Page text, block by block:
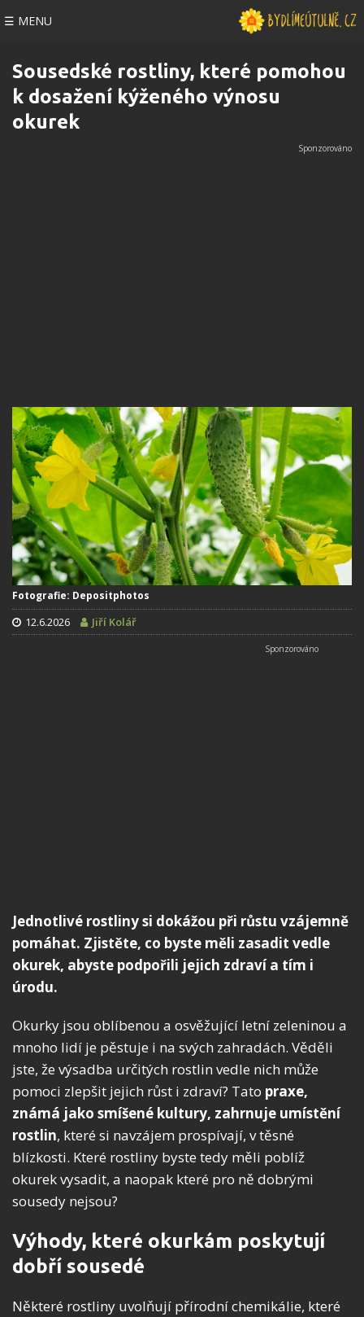
☰ MENU
Sousedské rostliny, které pomohou
k dosažení kýženého výnosu
okurek
Fotografie: Depositphotos
12.6.2026 Jiří Kolář
Jednotlivé rostliny si dokážou při růstu vzájemně
pomáhat. Zjistěte, co byste měli zasadit vedle
okurek, abyste podpořili jejich zdraví a tím i
úrodu.
Okurky jsou oblíbenou a osvěžující letní zeleninou a
mnoho lidí je pěstuje i na svých zahradách. Věděli
jste, že výsadba určitých rostlin vedle nich může
pomoci zlepšit jejich růst i zdraví? Tato praxe,
známá jako smíšené kultury, zahrnuje umístění
rostlin, které si navzájem prospívají, v těsné
blízkosti. Které rostliny byste tedy měli poblíž
okurek vysadit, a naopak které pro ně dobrými
sousedy nejsou?
Výhody, které okurkám poskytují
dobří sousedé
Některé rostliny uvolňují přírodní chemikálie, které